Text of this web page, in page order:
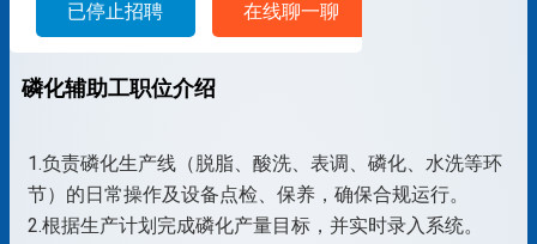
已停止招聘 在线聊一聊
磷化辅助工职位介绍
1.负责磷化生产线（脱脂、酸洗、表调、磷化、水洗等环
节）的日常操作及设备点检、保养，确保合规运行。
2.根据生产计划完成磷化产量目标，并实时录入系统。